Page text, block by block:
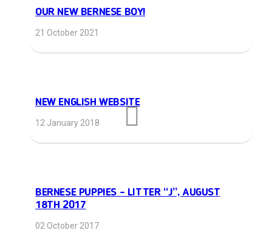
OUR NEW BERNESE BOY!
21 October 2021
NEW ENGLISH WEBSITE
12 January 2018
BERNESE PUPPIES – LITTER “J”, AUGUST
18TH 2017
02 October 2017